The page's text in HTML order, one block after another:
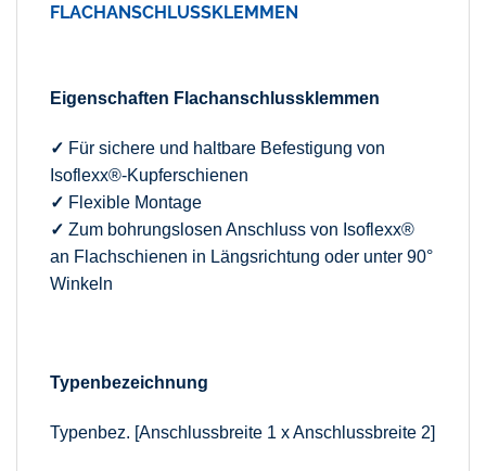
FLACHANSCHLUSSKLEMMEN
Eigenschaften Flachanschlussklemmen
✓ Für sichere und haltbare Befestigung von
Isoflexx®-Kupferschienen
✓ Flexible Montage
✓ Zum bohrungslosen Anschluss von Isoflexx®
an Flachschienen in Längsrichtung oder unter 90°
Winkeln
Typenbezeichnung
Typenbez. [Anschlussbreite 1 x Anschlussbreite 2]